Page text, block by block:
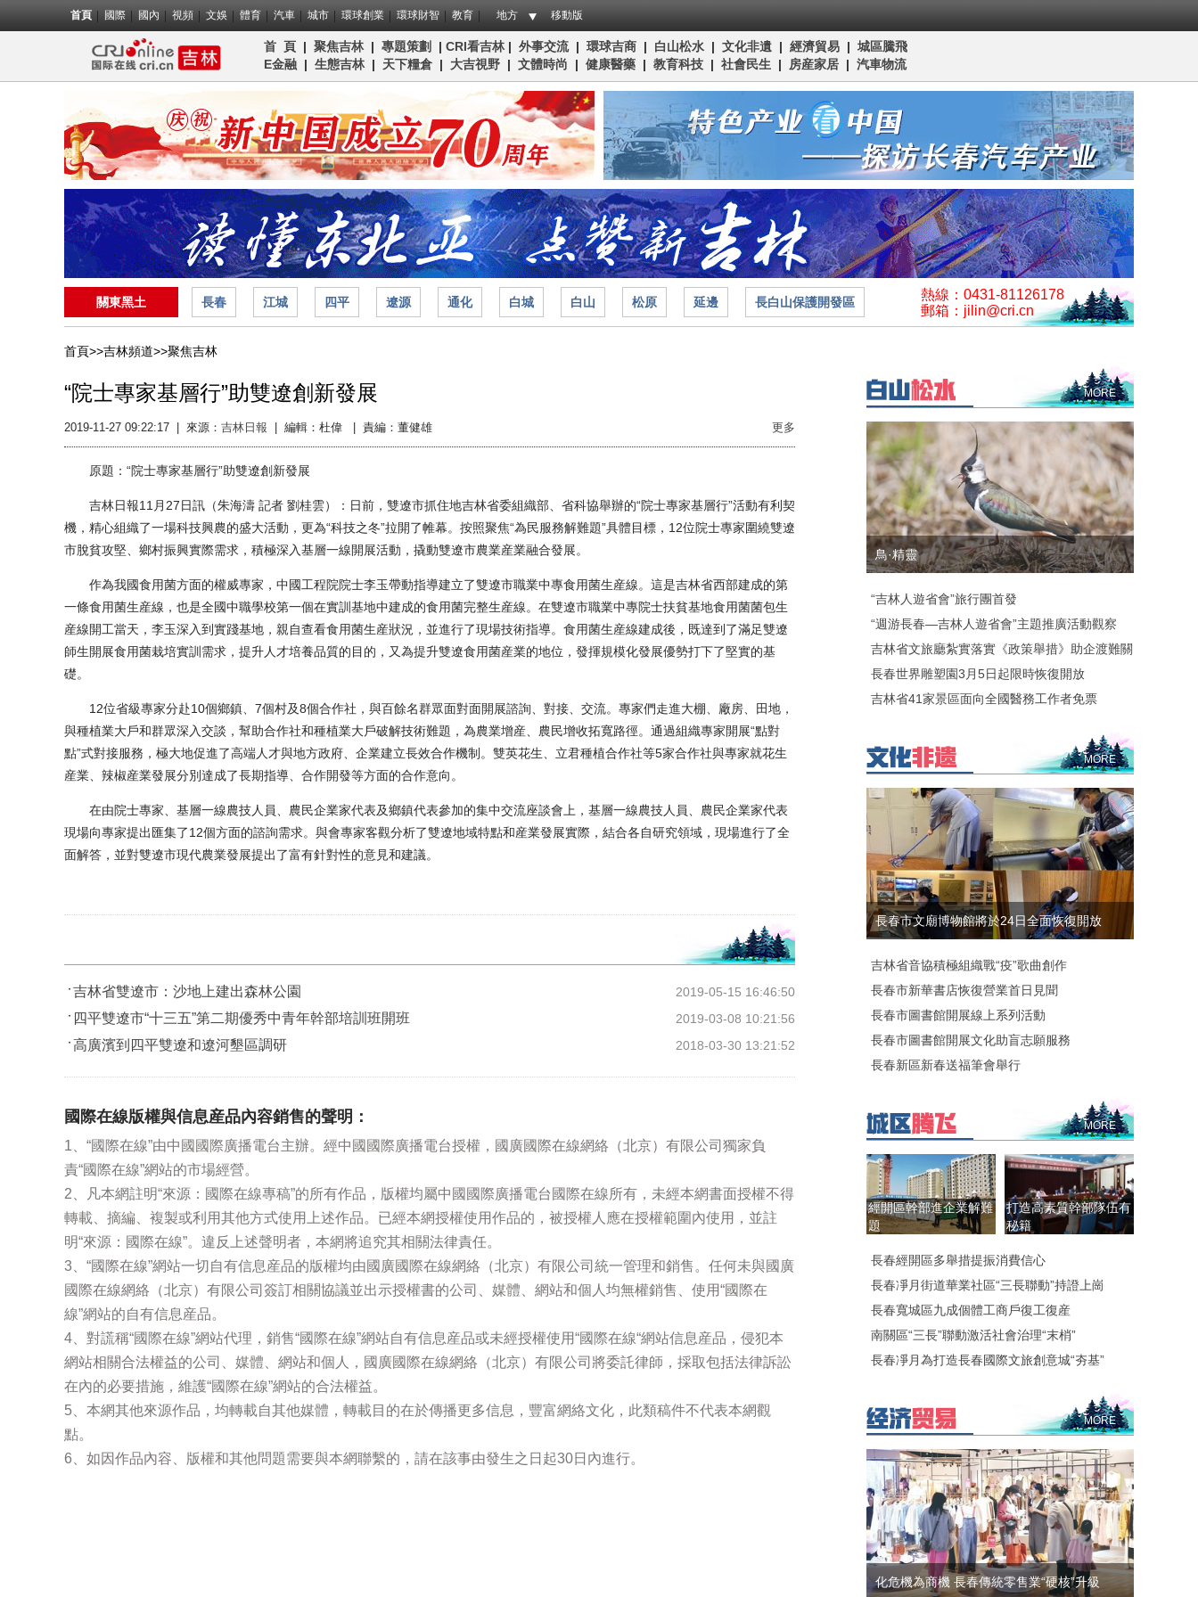
首頁 國際 國內 視頻 文娛 體育 汽車 城市 環球創業 環球財智 教育 地方 移動版
首 頁 | 聚焦吉林| 專題策劃 | CRI看吉林 | 外事交流| 環球吉商 | 白山松水 | 文化非遺 | 經濟貿易 | 城區騰飛
E金融 | 生態吉林| 天下糧倉 | 大吉視野 | 文體時尚 | 健康醫藥 | 教育科技 | 社會民生 | 房産家居 | 汽車物流
關東黑土 長春 江城 四平 遼源 通化 白城 白山 松原 延邊 長白山保護開發區
熱線：0431-81126178
郵箱：jilin@cri.cn
首頁>>吉林頻道>>聚焦吉林
“院士專家基層行”助雙遼創新發展
2019-11-27 09:22:17 來源： 吉林日報 編輯：杜偉 | 責編：董健雄 更多
原題：“院士專家基層行”助雙遼創新發展
吉林日報11月27日訊（朱海濤 記者 劉桂雲）：日前，雙遼市抓住地吉林省委組織部、省科協舉辦的“院士專家基層行”活動有利契
機，精心組織了一場科技興農的盛大活動，更為“科技之冬”拉開了帷幕。按照聚焦“為民服務解難題”具體目標，12位院士專家圍繞雙遼
市脫貧攻堅、鄉村振興實際需求，積極深入基層一線開展活動，撬動雙遼市農業産業融合發展。
作為我國食用菌方面的權威專家，中國工程院院士李玉帶動指導建立了雙遼市職業中專食用菌生産線。這是吉林省西部建成的第
一條食用菌生産線，也是全國中職學校第一個在實訓基地中建成的食用菌完整生産線。在雙遼市職業中專院士扶貧基地食用菌菌包生
産線開工當天，李玉深入到實踐基地，親自查看食用菌生産狀況，並進行了現場技術指導。食用菌生産線建成後，既達到了滿足雙遼
師生開展食用菌栽培實訓需求，提升人才培養品質的目的，又為提升雙遼食用菌産業的地位，發揮規模化發展優勢打下了堅實的基
礎。
12位省級專家分赴10個鄉鎮、7個村及8個合作社，與百餘名群眾面對面開展諮詢、對接、交流。專家們走進大棚、廠房、田地，
與種植業大戶和群眾深入交談，幫助合作社和種植業大戶破解技術難題，為農業增産、農民增收拓寬路徑。通過組織專家開展“點對
點”式對接服務，極大地促進了高端人才與地方政府、企業建立長效合作機制。雙英花生、立君種植合作社等5家合作社與專家就花生
産業、辣椒産業發展分別達成了長期指導、合作開發等方面的合作意向。
在由院士專家、基層一線農技人員、農民企業家代表及鄉鎮代表參加的集中交流座談會上，基層一線農技人員、農民企業家代表
現場向專家提出匯集了12個方面的諮詢需求。與會專家客觀分析了雙遼地域特點和産業發展實際，結合各自研究領域，現場進行了全
面解答，並對雙遼市現代農業發展提出了富有針對性的意見和建議。
2019-05-15 16:46:50
吉林省雙遼市：沙地上建出森林公園
2019-03-08 10:21:56
四平雙遼市“十三五”第二期優秀中青年幹部培訓班開班
2018-03-30 13:21:52
高廣濱到四平雙遼和遼河墾區調研
國際在線版權與信息産品內容銷售的聲明：
1、“國際在線”由中國國際廣播電台主辦。經中國國際廣播電台授權，國廣國際在線網絡（北京）有限公司獨家負
責“國際在線”網站的市場經營。
2、凡本網註明“來源：國際在線專稿”的所有作品，版權均屬中國國際廣播電台國際在線所有，未經本網書面授權不得
轉載、摘編、複製或利用其他方式使用上述作品。已經本網授權使用作品的，被授權人應在授權範圍內使用，並註
明“來源：國際在線”。違反上述聲明者，本網將追究其相關法律責任。
3、“國際在線”網站一切自有信息産品的版權均由國廣國際在線網絡（北京）有限公司統一管理和銷售。任何未與國廣
國際在線網絡（北京）有限公司簽訂相關協議並出示授權書的公司、媒體、網站和個人均無權銷售、使用“國際在
線”網站的自有信息産品。
4、對謊稱“國際在線”網站代理，銷售“國際在線”網站自有信息産品或未經授權使用“國際在線“網站信息産品，侵犯本
網站相關合法權益的公司、媒體、網站和個人，國廣國際在線網絡（北京）有限公司將委託律師，採取包括法律訴訟
在內的必要措施，維護“國際在線”網站的合法權益。
5、本網其他來源作品，均轉載自其他媒體，轉載目的在於傳播更多信息，豐富網絡文化，此類稿件不代表本網觀
點。
6、如因作品內容、版權和其他問題需要與本網聯繫的，請在該事由發生之日起30日內進行。
MORE
鳥·精靈
“吉林人遊省會”旅行團首發
“週游長春—吉林人遊省會”主題推廣活動觀察
吉林省文旅廳紮實落實《政策舉措》助企渡難關
長春世界雕塑園3月5日起限時恢復開放
吉林省41家景區面向全國醫務工作者免票
MORE
長春市文廟博物館將於24日全面恢復開放
吉林省音協積極組織戰“疫”歌曲創作
長春市新華書店恢復營業首日見聞
長春市圖書館開展線上系列活動
長春市圖書館開展文化助盲志願服務
長春新區新春送福筆會舉行
MORE
經開區幹部進企業解難
題
打造高素質幹部隊伍有
秘籍
長春經開區多舉措提振消費信心
長春凈月街道華業社區“三長聯動”持證上崗
長春寬城區九成個體工商戶復工復産
南關區“三長”聯動激活社會治理“末梢”
長春凈月為打造長春國際文旅創意城“夯基”
MORE
化危機為商機 長春傳統零售業“硬核”升級